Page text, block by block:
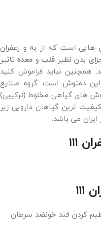
یکی از دمنوش هایی است که از به و زعفران
بدن نظیر قلبو معدهتاثیر
همچنین نباید فراموش کنید
این دمنوش است. گروه صنایع
دمنوش های گیاهی مخلوط (ترکیبی)
ترین گیاهان دارویی زیر
می باشد.
کردن قند خونضد سرطان